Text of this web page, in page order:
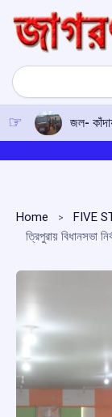
content
Search
জল- কাঁদায়
Home
FIVE
ত্রিপুরায় বিধানসভা